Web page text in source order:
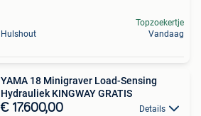
Hulshout
Topzoekertje
Vandaag
YAMA 18 Minigraver Load-Sensing
Hydrauliek KINGWAY GRATIS
€ 17.600,00 Details